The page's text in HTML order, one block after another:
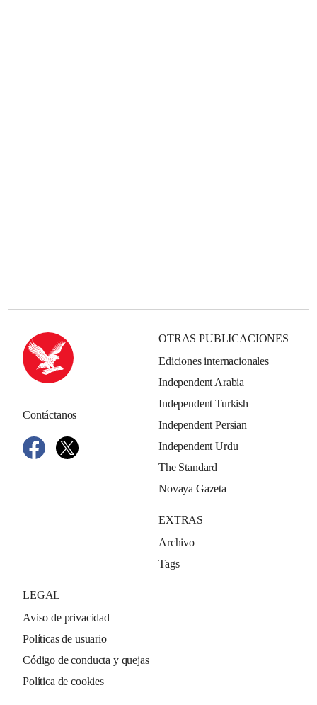
Contáctanos
OTRAS PUBLICACIONES
Ediciones internacionales
Independent Arabia
Independent Turkish
Independent Persian
Independent Urdu
The Standard
Novaya Gazeta
EXTRAS
Archivo
Tags
LEGAL
Aviso de privacidad
Políticas de usuario
Código de conducta y quejas
Política de cookies